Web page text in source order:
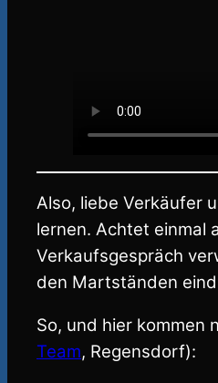
Also, liebe Verkäufer
lernen. Achtet einmal
Verkaufsgespräch
den Martständen
So, und hier kommen
Team, Regensdorf):